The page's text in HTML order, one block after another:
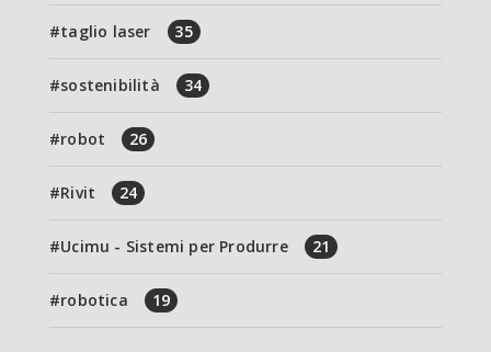
taglio laser 35
sostenibilità 34
robot 26
Rivit 24
Ucimu - Sistemi per Produrre 21
robotica 19